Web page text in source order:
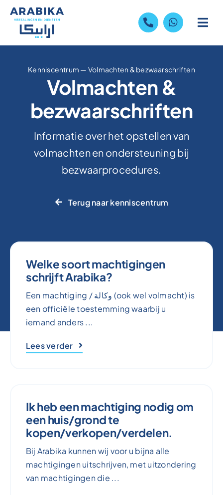
Skip
content
Kenniscentrum — Volmachten & bezwaarschriften
Volmachten &
bezwaarschriften
Informatie over het opstellen van
volmachten en ondersteuning bij
bezwaarprocedures.
Terug naar kenniscentrum
Welke soort machtigingen
schrijft Arabika?
Een machtiging / وكالة (ook wel volmacht) is
een officiële toestemming waarbij u
iemand anders ...
Lees verder
Ik heb een machtiging nodig om
een huis/grond te
kopen/verkopen/verdelen.
Bij Arabika kunnen wij voor u bijna alle
machtigingen uitschrijven, met uitzondering
van machtigingen die ...